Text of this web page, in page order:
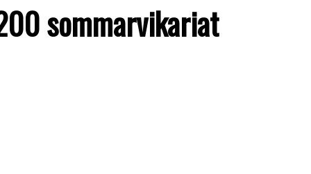
sommarvikariat